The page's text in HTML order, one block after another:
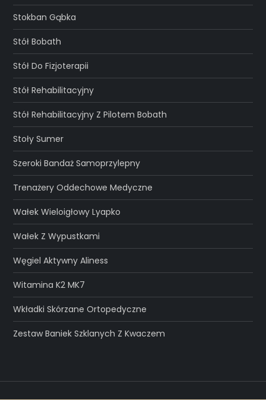
Stokban Gąbka
Stół Bobath
Stół Do Fizjoterapii
Stół Rehabilitacyjny
Stół Rehabilitacyjny Z Pilotem Bobath
Stoły Sumer
Szeroki Bandaż Samoprzylepny
Trenażery Oddechowe Medyczne
Wałek Wieloigłowy Lyapko
Wałek Z Wypustkami
Węgiel Aktywny Aliness
Witamina K2 MK7
Wkładki Skórzane Ortopedyczne
Zestaw Baniek Szklanych Z Kwaczem